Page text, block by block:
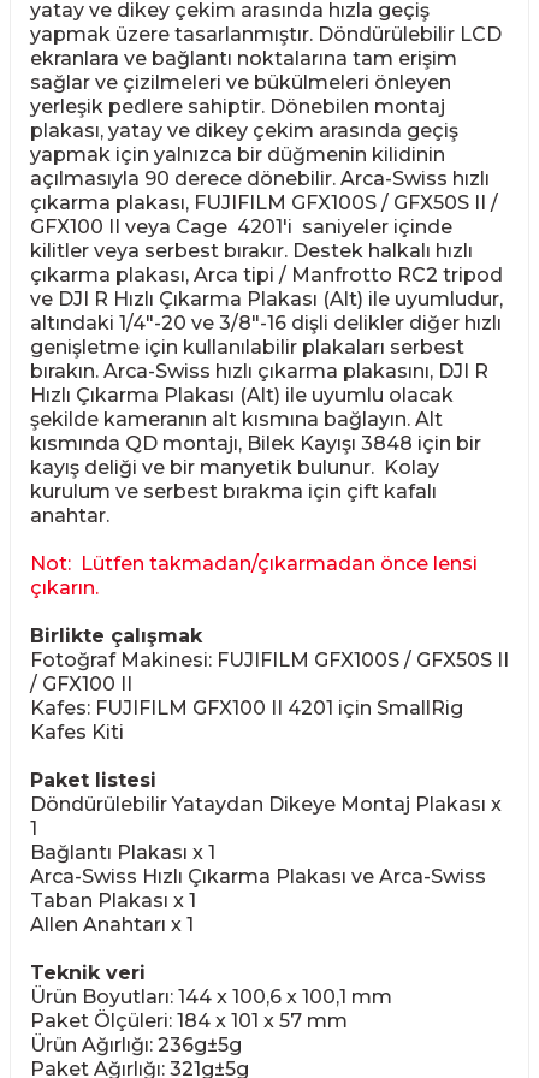
yatay ve dikey çekim arasında hızla geçiş
yapmak üzere tasarlanmıştır. Döndürülebilir LCD
ekranlara ve bağlantı noktalarına tam erişim
sağlar ve çizilmeleri ve bükülmeleri önleyen
yerleşik pedlere sahiptir. Dönebilen montaj
plakası, yatay ve dikey çekim arasında geçiş
yapmak için yalnızca bir düğmenin kilidinin
açılmasıyla 90 derece dönebilir. Arca-Swiss hızlı
çıkarma plakası, FUJIFILM GFX100S / GFX50S II /
GFX100 II veya Cage 4201'i saniyeler içinde
kilitler veya serbest bırakır. Destek halkalı hızlı
çıkarma plakası, Arca tipi / Manfrotto RC2 tripod
ve DJI R Hızlı Çıkarma Plakası (Alt) ile uyumludur,
altındaki 1/4"-20 ve 3/8"-16 dişli delikler diğer hızlı
genişletme için kullanılabilir plakaları serbest
bırakın. Arca-Swiss hızlı çıkarma plakasını, DJI R
Hızlı Çıkarma Plakası (Alt) ile uyumlu olacak
şekilde kameranın alt kısmına bağlayın. Alt
kısmında QD montajı, Bilek Kayışı 3848 için bir
kayış deliği ve bir manyetik bulunur. Kolay
kurulum ve serbest bırakma için çift kafalı
anahtar.
Not: Lütfen takmadan/çıkarmadan önce lensi
çıkarın.
Birlikte çalışmak
Fotoğraf Makinesi: FUJIFILM GFX100S / GFX50S II
/ GFX100 II
Kafes: FUJIFILM GFX100 II 4201 için SmallRig
Kafes Kiti
Paket listesi
Döndürülebilir Yataydan Dikeye Montaj Plakası x
1
Bağlantı Plakası x 1
Arca-Swiss Hızlı Çıkarma Plakası ve Arca-Swiss
Taban Plakası x 1
Allen Anahtarı x 1
Teknik veri
Ürün Boyutları: 144 x 100,6 x 100,1 mm
Paket Ölçüleri: 184 x 101 x 57 mm
Ürün Ağırlığı: 236g±5g
Paket Ağırlığı: 321g±5g